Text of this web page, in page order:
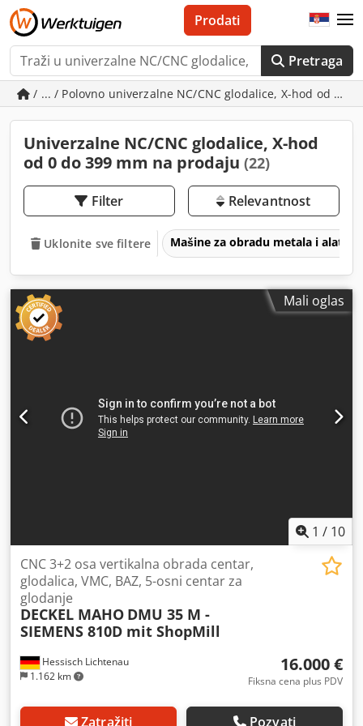
Pretraga
Prodati
/ ... / Polovno univerzalne NC/CNC glodalice, X-hod od 0
Univerzalne NC/CNC glodalice, X-hod
od 0 do 399 mm na prodaju (22)
Filter Relevantnost
Uklonite sve filtere Mašine za obradu metala i alatne
Mali oglas
1 / 10
Hessisch Lichtenau
1.162 km
CNC 3+2 osa vertikalna obrada centar,
glodalica, VMC, BAZ, 5-osni centar za
glodanje
DECKEL MAHO DMU 35 M -
SIEMENS 810D mit ShopMill
16.000 €
Fiksna cena plus PDV
Zatražiti Pozvati